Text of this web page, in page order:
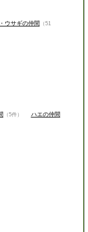
ウサギの仲間 （51
（5件） ハエの仲間